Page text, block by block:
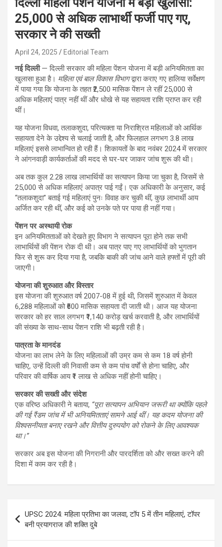
25,000 से अधिक लाभार्थी फर्जी पाए गए,
सरकार ने की सख्ती
April 24, 2025 Editorial Team
नई दिल्ली— दिल्ली सरकार की महिला पेंशन योजना में बड़ी अनियमितता का
खुलासा हुआ है। महिला एवं बाल विकास विभागद्वारा कराए गए हालिया सर्वेक्षण
में पाया गया कि योजना के तहत ₹2,500 मासिक पेंशन ले रहीं 25,000 से
अधिक महिलाएं पात्र नहीं थीं और धोखे से यह सहायता राशि प्राप्त कर रही
थीं।
यह योजना विधवा, तलाकशुदा, परित्यक्ता या निराश्रित महिलाओं को आर्थिक
सहायता देने के उद्देश्य से चलाई जाती है, और फिलहाल लगभग 3.8 लाख
महिलाएं इससे लाभान्वित हो रही हैं। शिकायतों के बाद नवंबर 2024 में सरकार
ने आंगनवाड़ी कार्यकर्ताओं की मदद से घर-घर जाकर जांच शुरू की थी।
अब तक कुल 2.28 लाख लाभार्थियों का सत्यापन किया जा चुका है, जिसमें से
25,000 से अधिक महिलाएं अपात्र पाई गईं। एक अधिकारी के अनुसार, कई
“तलाकशुदा” बताई गई महिलाएं पुनः विवाह कर चुकी थीं, कुछ लाभार्थी आय
अर्जित कर रही थीं, और कई को उनके पते पर पाया ही नहीं गया।
पेंशन पर अस्थायी रोक
इन अनियमितताओं को देखते हुए विभाग ने सत्यापन पूरा होने तक सभी
लाभार्थियों की पेंशन रोक दी थी। अब पात्र पाए गए लाभार्थियों को भुगतान
फिर से शुरू कर दिया गया है, जबकि बाकी की जांच आने वाले हफ्तों में पूरी की
जाएगी।
योजना की शुरुआत और विस्तार
इस योजना की शुरुआत वर्ष 2007-08 में हुई थी, जिसमें शुरुआत में केवल
6,288 महिलाओं को ₹600 मासिक सहायता दी जाती थी। आज यह योजना
सरकार को हर साल लगभग ₹1,140 करोड़ खर्च करवाती है, और लाभार्थियों
की संख्या के साथ-साथ पेंशन राशि भी बढ़ती रही है।
पात्रता के मानदंड
योजना का लाभ लेने के लिए महिलाओं की उम्र कम से कम 18 वर्ष होनी
चाहिए, उन्हें दिल्ली की निवासी कम से कम पांच वर्षों से होना चाहिए, और
परिवार की वार्षिक आय ₹1 लाख से अधिक नहीं होनी चाहिए।
सरकार की सख्ती और संदेश
एक वरिष्ठ अधिकारी ने बताया, “पूरा सत्यापन अभियान जरूरी था क्योंकि पहले
की गई रैंडम जांच में भी अनियमितताएं सामने आई थीं। यह कदम योजना की
विश्वसनीयता बनाए रखने और वित्तीय दुरुपयोग को रोकने के लिए आवश्यक
था।”
सरकार अब इस योजना की निगरानी और पारदर्शिता को और सख्त करने की
दिशा में काम कर रही है।
navigation
UPSC 2024: महिला प्रतिभा का जलवा, टॉप 5 में तीन महिलाएं, टॉपर
बनी प्रयागराज की शक्ति दुबे